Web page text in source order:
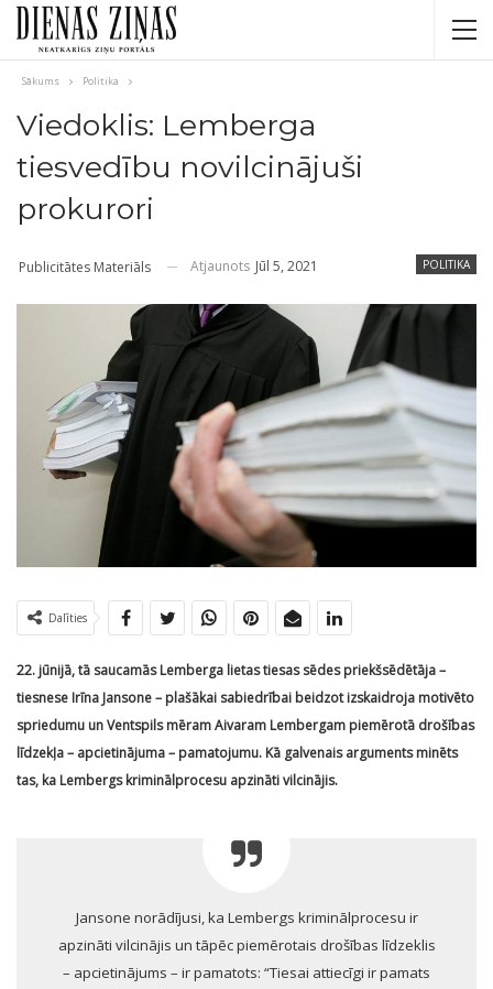
Sākums Politika
Viedoklis: Lemberga
tiesvedību novilcinājuši
prokurori
POLITIKA
Publicitātes Materiāls Atjaunots Jūl 5, 2021
Dalīties
22. jūnijā, tā saucamās Lemberga lietas tiesas sēdes priekšsēdētāja –
tiesnese Irīna Jansone – plašākai sabiedrībai beidzot izskaidroja motivēto
spriedumu un Ventspils mēram Aivaram Lembergam piemērotā drošības
līdzekļa – apcietinājuma – pamatojumu. Kā galvenais arguments minēts
tas, ka Lembergs kriminālprocesu apzināti vilcinājis.
Jansone norādījusi, ka Lembergs kriminālprocesu ir
apzināti vilcinājis un tāpēc piemērotais drošības līdzeklis
– apcietinājums – ir pamatots: “Tiesai attiecīgi ir pamats